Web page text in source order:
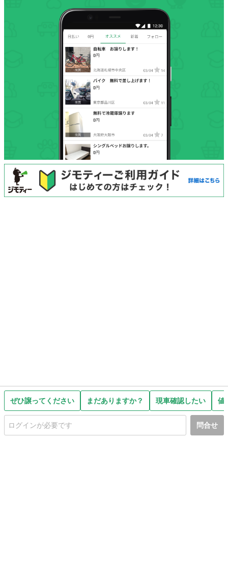
ぜひ譲ってください まだありますか？ 現車確認したい 値
問合せ